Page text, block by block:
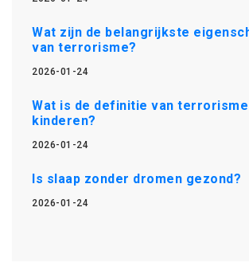
Wat zijn de belangrijkste
van terrorisme?
2026-01-24
Wat is de definitie van
kinderen?
2026-01-24
Is slaap zonder dromen gezond?
2026-01-24